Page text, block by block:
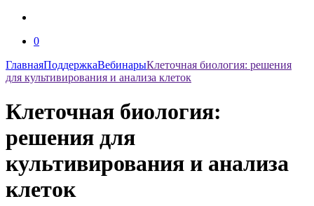
0
ГлавнаяПоддержкаВебинарыКлеточная биология: решения
для культивирования и анализа клеток
Клеточная биология:
решения для
культивирования и анализа
клеток